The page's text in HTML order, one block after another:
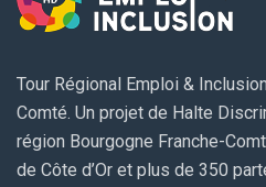
Tour Régional Emploi &
Comté. Un projet de Halte
région Bourgogne Franche-
de Côte d’Or et plus de 350